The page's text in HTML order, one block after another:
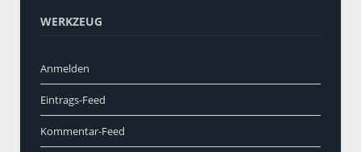
WERKZEUG
Anmelden
Eintrags-Feed
Kommentar-Feed